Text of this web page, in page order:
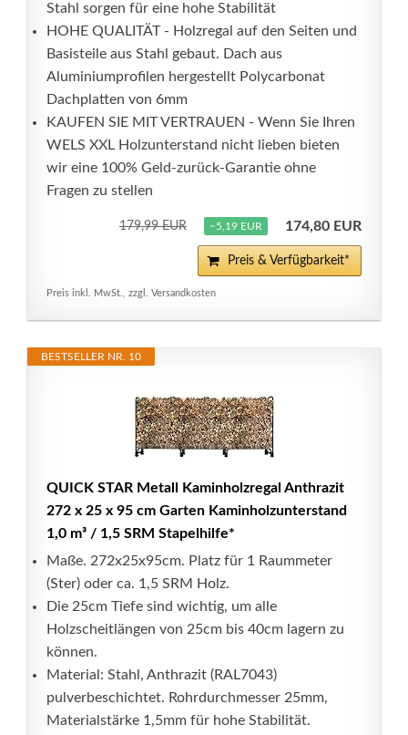
Stahl sorgen für eine hohe Stabilität
HOHE QUALITÄT - Holzregal auf den Seiten und
Basisteile aus Stahl gebaut. Dach aus
Aluminiumprofilen hergestellt Polycarbonat
Dachplatten von 6mm
KAUFEN SIE MIT VERTRAUEN - Wenn Sie Ihren
WELS XXL Holzunterstand nicht lieben bieten
wir eine 100% Geld-zurück-Garantie ohne
Fragen zu stellen
179,99 EUR −5,19 EUR 174,80 EUR
Preis & Verfügbarkeit*
Preis inkl. MwSt., zzgl. Versandkosten
BESTSELLER NR. 10
QUICK STAR Metall Kaminholzregal Anthrazit
272 x 25 x 95 cm Garten Kaminholzunterstand
1,0 m³ / 1,5 SRM Stapelhilfe*
Maße. 272x25x95cm. Platz für 1 Raummeter
(Ster) oder ca. 1,5 SRM Holz.
Die 25cm Tiefe sind wichtig, um alle
Holzscheitlängen von 25cm bis 40cm lagern zu
können.
Material: Stahl, Anthrazit (RAL7043)
pulverbeschichtet. Rohrdurchmesser 25mm,
Materialstärke 1,5mm für hohe Stabilität.